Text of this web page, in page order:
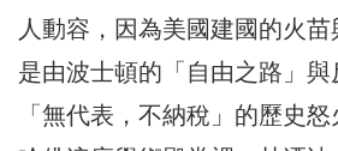
人動容，因為美國建國的火
是由波士頓的「自由之路」
「無代表，不納稅」的歷史